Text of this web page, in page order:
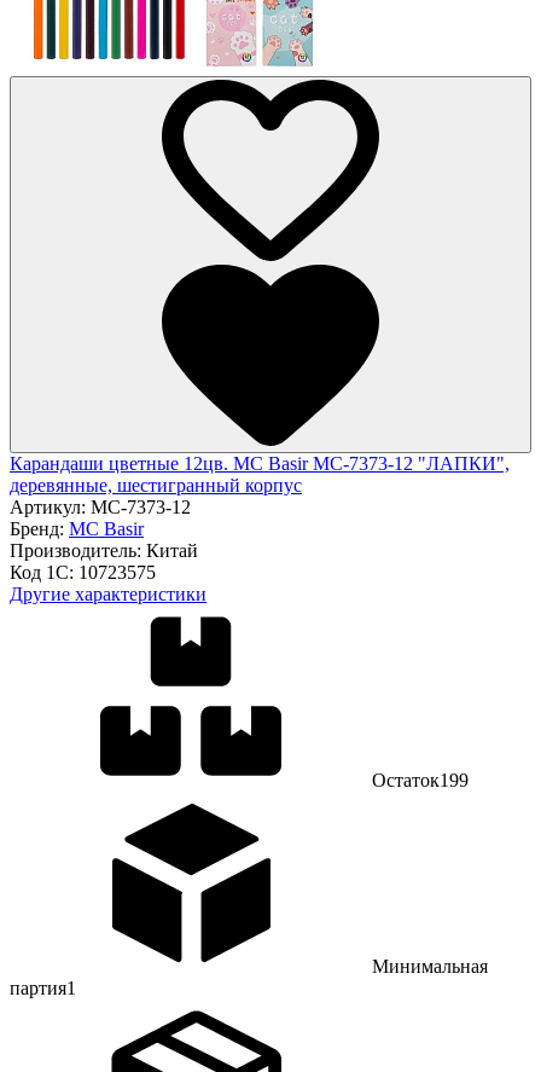
Карандаши цветные 12цв. MC Basir МС-7373-12 "ЛАПКИ",
деревянные, шестигранный корпус
Артикул: МС-7373-12
Бренд: MC Basir
Производитель: Китай
Код 1С: 10723575
Другие характеристики
Остаток199
Минимальная
партия1